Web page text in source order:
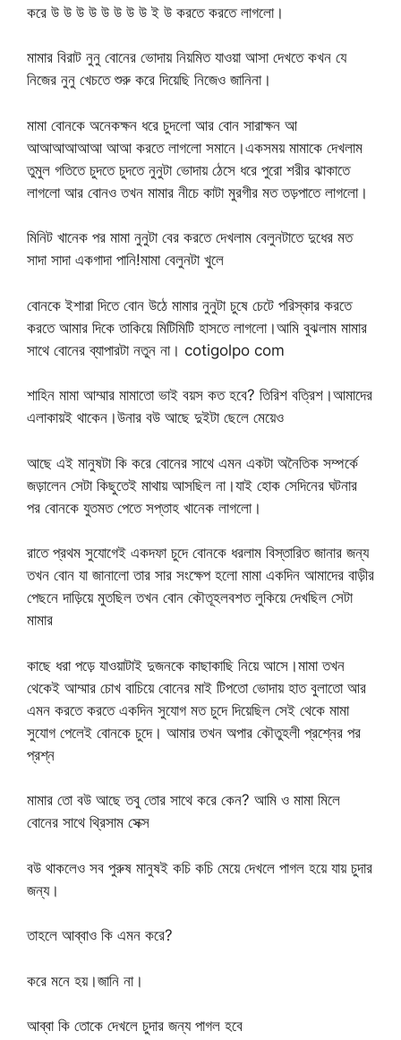
করে উ উ উ উ উ উ উ উ ই উ করতে করতে লাগলো।
মামার বিরাট নুনু বোনের ভোদায় নিয়মিত যাওয়া আসা দেখতে কখন যে
নিজের নুনু খেচতে শুরু করে দিয়েছি নিজেও জানিনা।
মামা বোনকে অনেকক্ষন ধরে চুদলো আর বোন সারাক্ষন আ
আআআআআআ আআ করতে লাগলো সমানে।একসময় মামাকে দেখলাম
তুমুল গতিতে চুদতে চুদতে নুনুটা ভোদায় ঠেসে ধরে পুরো শরীর ঝাকাতে
লাগলো আর বোনও তখন মামার নীচে কাটা মুরগীর মত তড়পাতে লাগলো।
মিনিট খানেক পর মামা নুনুটা বের করতে দেখলাম বেলুনটাতে দুধের মত
সাদা সাদা একগাদা পানি!মামা বেলুনটা খুলে
বোনকে ইশারা দিতে বোন উঠে মামার নুনুটা চুষে চেটে পরিস্কার করতে
করতে আমার দিকে তাকিয়ে মিটিমিটি হাসতে লাগলো।আমি বুঝলাম মামার
সাথে বোনের ব্যাপারটা নতুন না। cotigolpo com
শাহিন মামা আম্মার মামাতো ভাই বয়স কত হবে? তিরিশ বত্রিশ।আমাদের
এলাকায়ই থাকেন।উনার বউ আছে দুইটা ছেলে মেয়েও
আছে এই মানুষটা কি করে বোনের সাথে এমন একটা অনৈতিক সম্পর্কে
জড়ালেন সেটা কিছুতেই মাথায় আসছিল না।যাই হোক সেদিনের ঘটনার
পর বোনকে যুতমত পেতে সপ্তাহ খানেক লাগলো।
রাতে প্রথম সুযোগেই একদফা চুদে বোনকে ধরলাম বিস্তারিত জানার জন্য
তখন বোন যা জানালো তার সার সংক্ষেপ হলো মামা একদিন আমাদের বাড়ীর
পেছনে দাড়িয়ে মুতছিল তখন বোন কৌতূহলবশত লুকিয়ে দেখছিল সেটা
মামার
কাছে ধরা পড়ে যাওয়াটাই দুজনকে কাছাকাছি নিয়ে আসে।মামা তখন
থেকেই আম্মার চোখ বাচিয়ে বোনের মাই টিপতো ভোদায় হাত বুলাতো আর
এমন করতে করতে একদিন সুযোগ মত চুদে দিয়েছিল সেই থেকে মামা
সুযোগ পেলেই বোনকে চুদে। আমার তখন অপার কৌতুহলী প্রশ্নের পর
প্রশ্ন
মামার তো বউ আছে তবু তোর সাথে করে কেন? আমি ও মামা মিলে
বোনের সাথে থ্রিসাম সেক্স
বউ থাকলেও সব পুরুষ মানুষই কচি কচি মেয়ে দেখলে পাগল হয়ে যায় চুদার
জন্য।
তাহলে আব্বাও কি এমন করে?
করে মনে হয়।জানি না।
আব্বা কি তোকে দেখলে চুদার জন্য পাগল হবে